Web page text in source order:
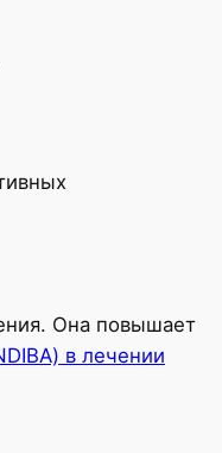
Она повышает
в лечении